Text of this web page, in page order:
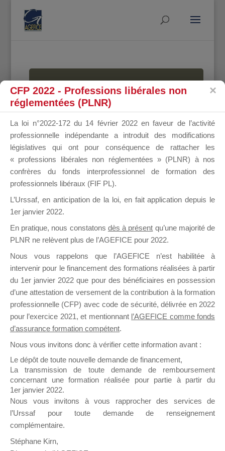
MALLETTE
DU
DIRIGEANT
Groupe Public
il y a un mois
Ce groupe est destiné aux Organismes de
Formation qui souhaitent répondre à l’Appel à
Propositions Mallette du Dirigeant.
sur lequel il est possible de laisser un message
ou poser une question.
NB : Il est nécessaire d’être
pouvoir rejoindre ce groupe
CFP 2022 - Professions libérales non
réglementées (PLNR)
La loi n°2022-172 du 14 février 2022 en faveur de l’activité
professionnelle indépendante a introduit des modifications
législatives qui ont pour conséquence de rattacher les
« professions libérales non réglementées » (PLNR) à nos
confrères du fonds interprofessionnel de formation des
professionnels libéraux (FIF PL).
L’Urssaf, en anticipation de la loi, en fait application depuis le
1er janvier 2022.
En pratique, nous constatons dès à présent qu’une majorité de
PLNR ne relèvent plus de l’AGEFICE pour 2022.
Nous vous rappelons que l’AGEFICE n’est habilitée à
intervenir pour le financement des formations réalisées à partir
du 1er janvier 2022 que pour des bénéficiaires en possession
d’une attestation de versement de la contribution à la formation
professionnelle (CFP) avec code de sécurité, délivrée en 2022
pour l’exercice 2021, et mentionnant l’AGEFICE comme fonds
d’assurance formation compétent.
Nous vous invitons donc à vérifier cette information avant :
Le dépôt de toute nouvelle demande de financement,
La transmission de toute demande de remboursement
concernant une formation réalisée pour partie à partir du
1er janvier 2022.
Nous vous invitons à vous rapprocher des services de
l’Urssaf pour toute demande de renseignement
complémentaire.
Stéphane Kirn,